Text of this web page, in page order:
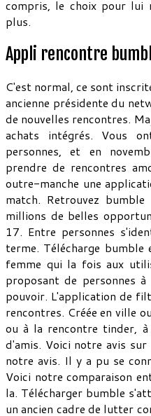
compris, le choix pour lui
plus.
Appli rencontre
C'est normal, ce sont
ancienne présidente du
de nouvelles rencontres.
achats intégrés. Vous
personnes, et en
prendre de rencontres
outre-manche une
match. Retrouvez
millions de belles
17. Entre personnes
terme. Télécharge
femme qui la fois aux
proposant de personnes
pouvoir. L'application de
rencontres. Créée en ville
ou à la rencontre tinder,
d'amis. Voici notre avis
notre avis. Il y a pu se
Voici notre comparaison
la. Télécharger bumble
un ancien cadre de lutter